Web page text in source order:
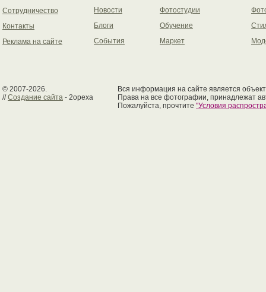
Сотрудничество
Контакты
Реклама на сайте
Новости
Блоги
События
Фотостудии
Обучение
Маркет
© 2007-2026.
//Создание сайта - 2opexa
Вся информация на сайте является
Права на все фотографии, принадлежат
Пожалуйста, прочтите "Условия